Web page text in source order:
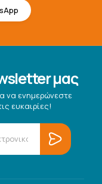
μας
να ενημερώνεστε
ευκαιρίες!